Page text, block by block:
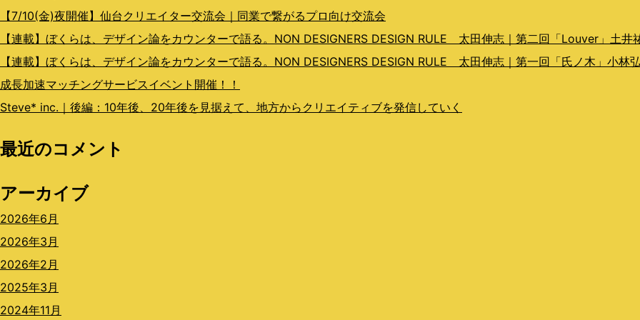
ョ
ン
【7/10(金)夜開催】仙台クリエイター交流会｜同業で繋がるプロ向け交流会
【連載】ぼくらは、デザイン論をカウンターで語る。NON DESIGNERS DESIGN RULE 太田伸志｜第二回「Louver」土井
【連載】ぼくらは、デザイン論をカウンターで語る。NON DESIGNERS DESIGN RULE 太田伸志｜第一回「氏ノ木」小林
成長加速マッチングサービスイベント開催！！
Steve* inc.｜後編：10年後、20年後を見据えて、地方からクリエイティブを発信していく
最近のコメント
アーカイブ
2026年6月
2026年3月
2026年2月
2025年3月
2024年11月